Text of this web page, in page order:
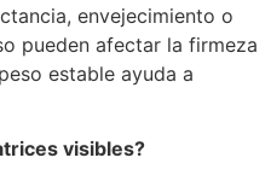
envejecimiento o
pueden afectar la firmeza
estable ayuda a
visibles?